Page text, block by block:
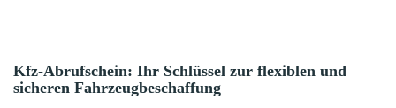
Kfz-Abrufschein: Ihr Schlüssel zur flexiblen und
sicheren Fahrzeugbeschaffung